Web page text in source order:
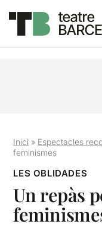
Inici » Espectacles
feminismes
LES OBLIDADES
Un repàs